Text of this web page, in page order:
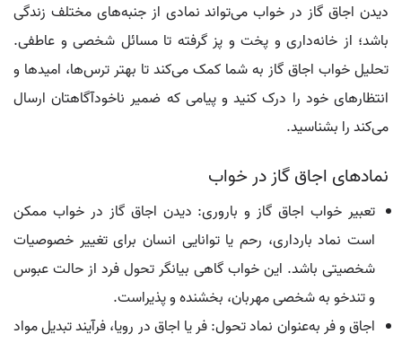
دیدن اجاق گاز در خواب می‌تواند نمادی از جنبه‌های مختلف زندگی
باشد؛ از خانه‌داری و پخت و پز گرفته تا مسائل شخصی و عاطفی.
تحلیل خواب اجاق گاز به شما کمک می‌کند تا بهتر ترس‌ها، امیدها و
انتظارهای خود را درک کنید و پیامی که ضمیر ناخودآگاهتان ارسال
می‌کند را بشناسید.
نمادهای اجاق گاز در خواب
تعبیر خواب اجاق گاز و باروری: دیدن اجاق گاز در خواب ممکن
است نماد بارداری، رحم یا توانایی انسان برای تغییر خصوصیات
شخصیتی باشد. این خواب گاهی بیانگر تحول فرد از حالت عبوس
و تندخو به شخصی مهربان، بخشنده و پذیراست.
اجاق و فر به‌عنوان نماد تحول: فر یا اجاق در رویا، فرآیند تبدیل مواد